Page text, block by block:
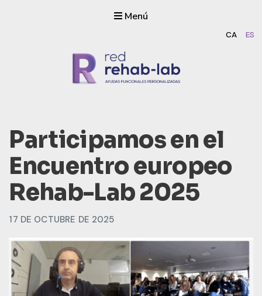
Menú
CA ES
Participamos en el
Encuentro europeo
Rehab-Lab 2025
17 DE OCTUBRE DE 2025